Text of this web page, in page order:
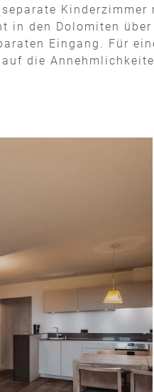
in den Dolomiten
Eingang. Für
auf die